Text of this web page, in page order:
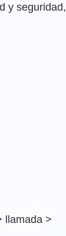
y seguridad,
llamada >